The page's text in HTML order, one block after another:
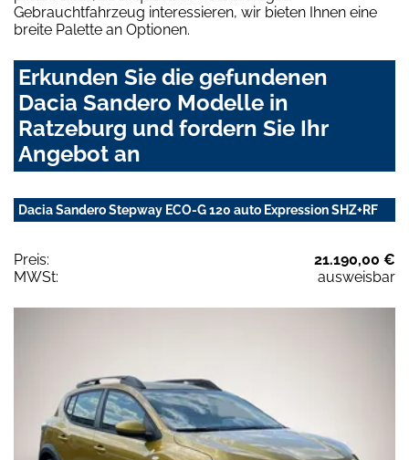
Gebrauchtfahrzeug interessieren, wir bieten Ihnen eine
breite Palette an Optionen.
Erkunden Sie die gefundenen
Dacia Sandero Modelle in
Ratzeburg und fordern Sie Ihr
Angebot an
Dacia Sandero Stepway ECO-G 120 auto Expression SHZ+RF
Preis:
21.190,00 €
MWSt:
ausweisbar